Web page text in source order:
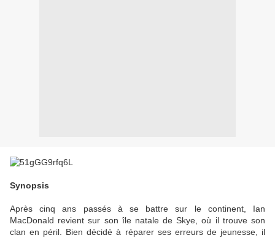
Synopsis
Après cinq ans passés à se battre sur le continent, Ian
MacDonald revient sur son île natale de Skye, où il trouve son
clan en péril. Bien décidé à réparer ses erreurs de jeunesse, il